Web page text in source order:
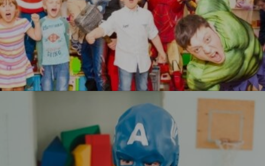
УЗНАТЬ БОЛЬШЕ
Мстители